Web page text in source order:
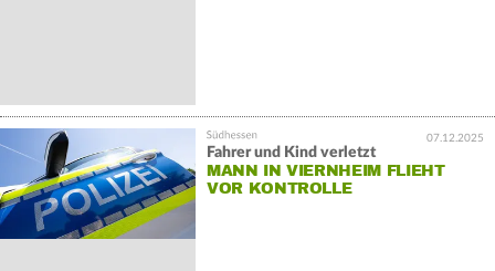
07.12.2025
Fahrer und Kind verletzt
MANN IN VIERNHEIM FLIEHT
VOR KONTROLLE